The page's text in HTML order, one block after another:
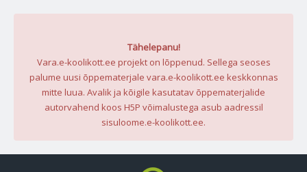
Tähelepanu!
Vara.e-koolikott.ee projekt on lõppenud. Sellega seoses
palume uusi õppematerjale vara.e-koolikott.ee keskkonnas
mitte luua. Avalik ja kõigile kasutatav õppematerjalide
autorvahend koos H5P võimalustega asub aadressil
sisuloome.e-koolikott.ee.